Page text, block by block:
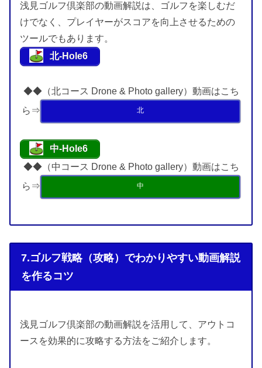
浅見ゴルフ倶楽部の動画解説は、ゴルフを楽しむだ
けでなく、プレイヤーがスコアを向上させるための
ツールでもあります。
北-Hole6
◆◆（北コース Drone & Photo gallery）動画はこち
ら⇒
北
中-Hole6
◆◆（中コース Drone & Photo gallery）動画はこち
ら⇒
中
7.ゴルフ戦略（攻略）でわかりやすい動画解説
を作るコツ
浅見ゴルフ倶楽部の動画解説を活用して、アウトコ
ースを効果的に攻略する方法をご紹介します。